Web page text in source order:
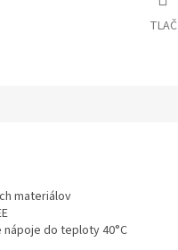
TLAČ
materiálov
do teploty 40°C